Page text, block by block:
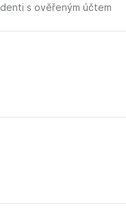
s ověřeným účtem